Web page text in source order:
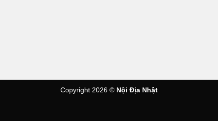
Copyright 2026 © Nội Địa Nhật